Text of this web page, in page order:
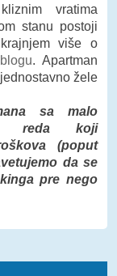
vratima
stanu postoji
više o
. Apartman
žele
sa malo
reda koji
(poput
da se
pre nego